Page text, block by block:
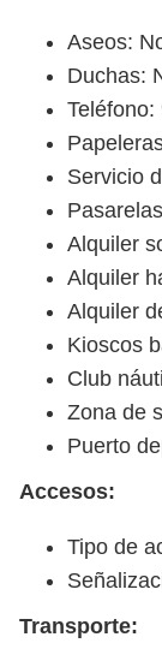
Aseos:
Duchas:
Servicio
Alquiler
Alquiler
Alquiler
Kioscos
Club
Zona de
Puerto
Accesos:
Tipo de
Transporte: